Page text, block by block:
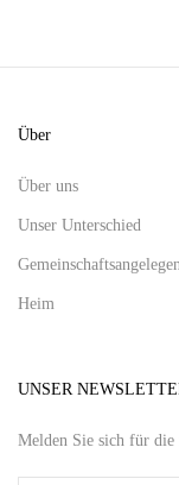
Über
Über uns
Unser Unterschied
Heim
UNSER
Melden Sie sich für die